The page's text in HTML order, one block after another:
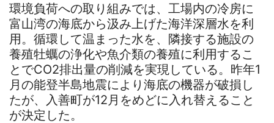
環境負荷への取り組みでは、工場内の冷房に
富山湾の海底から汲み上げた海洋深層水を利
用。循環して温まった水を、隣接する施設の
養殖牡蠣の浄化や魚介類の養殖に利用するこ
とでCO2排出量の削減を実現している。昨年1
月の能登半島地震により海底の機器が破損し
たが、入善町が12月をめどに入れ替えること
が決定した。